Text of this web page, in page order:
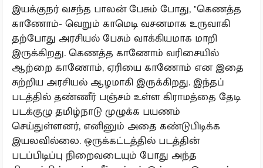
இயக்குநர் வசந்த பாலன் பேசும் போது, "கெணத்த
காணோம்- வெறும் காமெடி வசனமாக உருவாகி
தற்போது அரசியல் பேசும் வாக்கியமாக மாறி
இருக்கிறது. கெணத்த காணோம் வரிசையில்
ஆற்றை காணோம், ஏரியை காணோம் என இதை
சுற்றிய அரசியல் ஆழமாகி இருக்கிறது. இந்தப்
படத்தில் தண்ணீர் பஞ்சம் உள்ள கிராமத்தை தேடி
படக்குழு தமிழ்நாடு முழுக்க பயணம்
செய்துள்ளனர், எனினும் அதை கண்டுபிடிக்க
இயலவில்லை. ஒருக்கட்டத்தில் படத்தின்
படப்பிடிப்பு நிறைவடையும் போது அந்த